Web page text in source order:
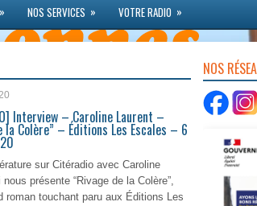
» NOS SERVICES » VOTRE RADIO »
Interview – Caroline Laurent –
la Colère” – Éditions Les Escales – 6
sur Citéradio avec Caroline
nous présente “Rivage de la Colère”,
roman touchant paru aux Éditions Les
NOS